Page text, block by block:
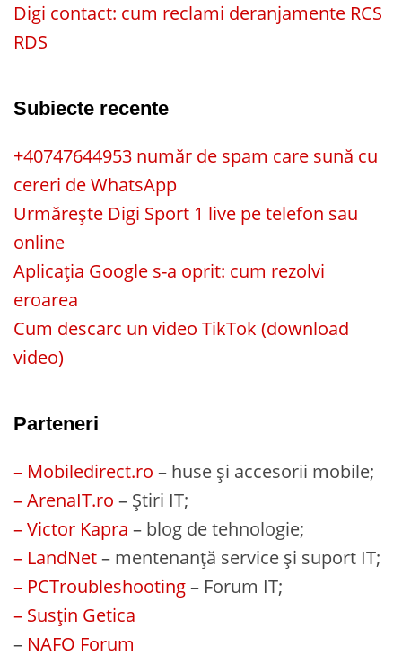
Digi contact: cum reclami deranjamente RCS
RDS
Subiecte recente
+40747644953 număr de spam care sună cu
cereri de WhatsApp
Urmărește Digi Sport 1 live pe telefon sau
online
Aplicația Google s-a oprit: cum rezolvi
eroarea
Cum descarc un video TikTok (download
video)
Parteneri
– Mobiledirect.ro – huse și accesorii mobile;
– ArenaIT.ro – Știri IT;
– Victor Kapra – blog de tehnologie;
– LandNet– mentenanță service și suport IT;
– PCTroubleshooting– Forum IT;
– Susțin Getica
– NAFO Forum